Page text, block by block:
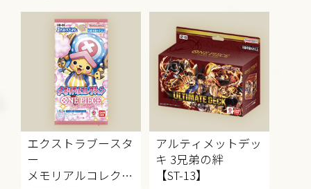
エクストラブースタ
ー
メモリアルコレクシ
アルティメットデッ
キ 3兄弟の絆
【ST-13】